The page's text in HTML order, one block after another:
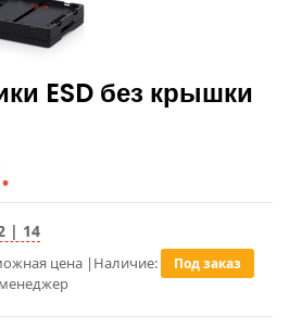
ESD без крышки
| 14
цена | Наличие: Под заказ